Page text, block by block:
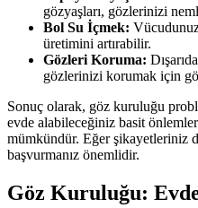
gözyaşları, gözlerinizi
Bol Su İçmek:
üretimini artırabilir.
Gözleri Koruma:
gözlerinizi korumak için
Sonuç olarak, göz kuruluğu
evde alabileceğiniz basit
mümkündür. Eğer şikayetleriniz
başvurmanız önemlidir.
Göz Kuruluğu: